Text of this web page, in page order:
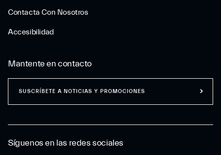
Contacta Con Nosotros
Accesibilidad
Síguenos en las redes sociales
Mantente en contacto
SUSCRÍBETE A NOTICIAS Y PROMOCIONES